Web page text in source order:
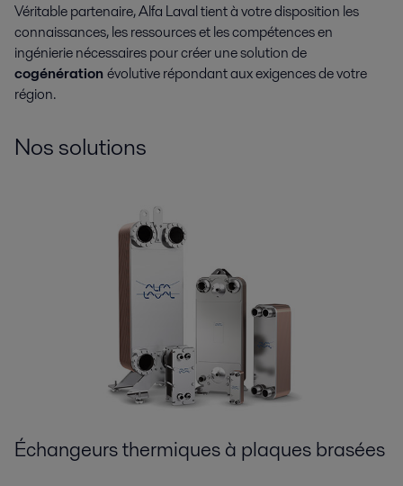
Véritable partenaire, Alfa Laval tient à votre disposition les
connaissances, les ressources et les compétences en
ingénierie nécessaires pour créer une solution de
cogénération évolutive répondant aux exigences de votre
région.
Nos solutions
Échangeurs thermiques à plaques brasées